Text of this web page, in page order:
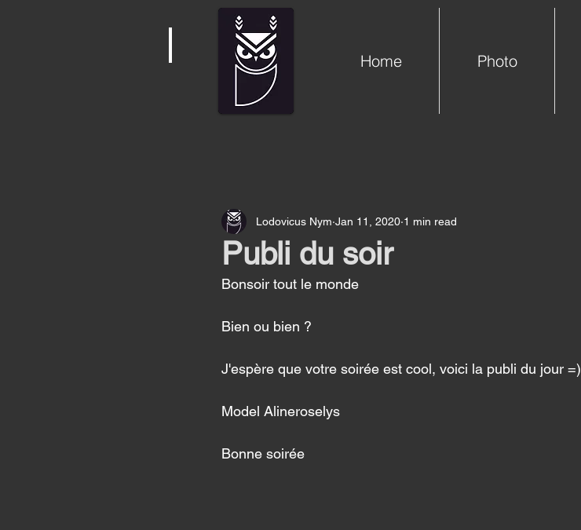
Home Photo
Publi du soir
Lodovicus Nym Jan 11, 2020 1 min read
Bonsoir tout le monde
Bien ou bien ?
J'espère que votre soirée est cool, voici la publi du jour =)
Model Alineroselys
Bonne soirée